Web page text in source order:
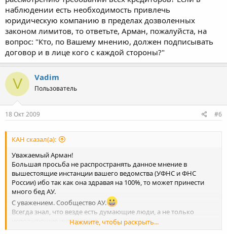
наблюдении есть необходимость привлечь
юридическую компанию в пределах дозволенных
законом лимитов, то ответьте, Арман, пожалуйста, на
вопрос: "Кто, по Вашему мнению, должен подписывать
договор и в лице кого с каждой стороны?"
V Vadim
Пользователь
18 Окт 2009 #6
КАН сказал(а):
Уважаемый Арман!
Большая просьба не распространять данное мнение в
вышестоящие инстанции вашего ведомства (УФНС и ФНС
России) ибо так как она здравая на 100%, то может принести
много бед АУ.
С уважением. Сообщество АУ.
Всегда знал, что везде есть думающие люди, а не только
исполняющие инструкции.Нажмите, чтобы раскрыть...